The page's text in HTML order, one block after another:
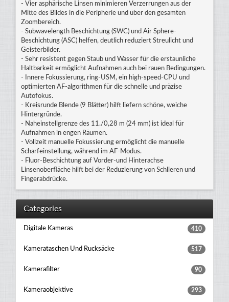
- Vier asphärische Linsen minimieren Verzerrungen aus der
Mitte des Bildes in die Peripherie und über den gesamten
Zoombereich.
- Subwavelength Beschichtung (SWC) und Air Sphere-
Beschichtung (ASC) helfen, deutlich reduziert Streulicht und
Geisterbilder.
- Sehr resistent gegen Staub und Wasser für die erstaunliche
Haltbarkeit ermöglicht Aufnahmen auch bei rauen Bedingungen.
- Innere Fokussierung, ring-USM, ein high-speed-CPU und
optimierten AF-algorithmen für die schnelle und präzise
Autofokus.
- Kreisrunde Blende (9 Blätter) hilft liefern schöne, weiche
Hintergründe.
- Naheinstellgrenze des 11./0,28 m (24 mm) ist ideal für
Aufnahmen in engen Räumen.
- Vollzeit manuelle Fokussierung ermöglicht die manuelle
Scharfeinstellung, während im AF-Modus.
- Fluor-Beschichtung auf Vorder-und Hinterachse
Linsenoberfläche hilft bei der Reduzierung von Schlieren und
Fingerabdrücke.
Categories
Digitale Kameras 410
Kamerataschen Und Rucksäcke 517
Kamerafilter 90
Kameraobjektive 293